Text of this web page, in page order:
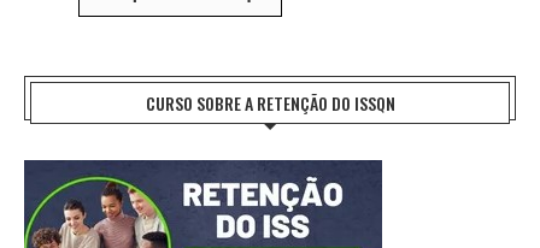
CURSO SOBRE A RETENÇÃO DO ISSQN